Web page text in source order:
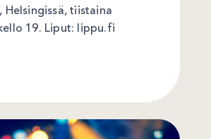
Helsingissä, tiistaina
19. Liput: lippu.fi